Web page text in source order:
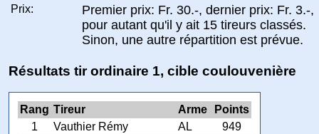
Prix:
Premier prix: Fr. 30.-, dernier prix: Fr. 3.-,
pour autant qu'il y ait 15 tireurs classés.
Sinon, une autre répartition est prévue.
Résultats tir ordinaire 1, cible coulouvenière
Rang Tireur Arme
Points
1
Vauthier Rémy AL
949